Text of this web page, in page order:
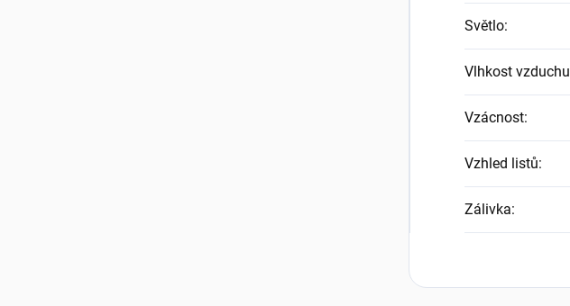
Světlo:
Vlhkost vzduchu
Vzácnost:
Vzhled listů:
Zálivka: